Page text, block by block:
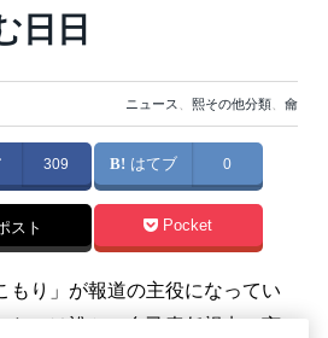
日日
ニュース 熙その他分類 龠
309 はてブ 0
スト Pocket
もり」が報道の主役になってい
たのは誰か。自己責任視点の言